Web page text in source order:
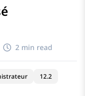
2 min read
12.2